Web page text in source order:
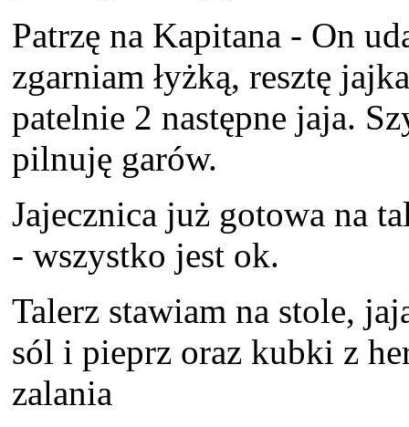
Patrzę na Kapitana - On
zgarniam łyżką, resztę
patelnie 2 następne jaja.
pilnuję garów.
Jajecznica już gotowa na
- wszystko jest ok.
Talerz stawiam na stole,
sól i pieprz oraz kubki z
zalania